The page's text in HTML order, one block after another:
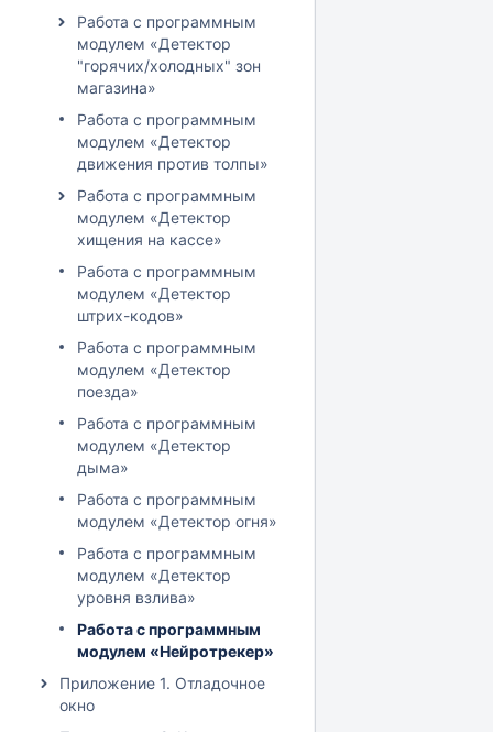
Работа с программным
модулем «Детектор
"горячих/холодных" зон
магазина»
Работа с программным
модулем «Детектор
движения против толпы»
Работа с программным
модулем «Детектор
хищения на кассе»
Работа с программным
модулем «Детектор
штрих-кодов»
Работа с программным
модулем «Детектор
поезда»
Работа с программным
модулем «Детектор
дыма»
Работа с программным
модулем «Детектор огня»
Работа с программным
модулем «Детектор
уровня взлива»
Работа с программным
модулем «Нейротрекер»
Приложение 1. Отладочное
окно